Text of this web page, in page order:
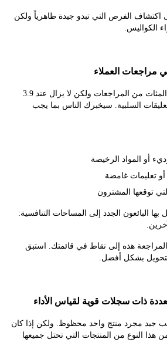
التي تبدو جيدة ظاهرياً ولكن
إذا كان المنتج يحتوي على المئات من المراجعات ولكن لا يزال عند 3.9
سيخبرك الناس بما يجب
الرخيصة
غامضة
المشترون
الجدد إلى المساحات التنافسية:
هذه إلى نقاط في قائمتك. استبق
أفضل.
منتج واحد محظوظ. ولكن إذا كان
من المنتجات التي تحتل جميعها